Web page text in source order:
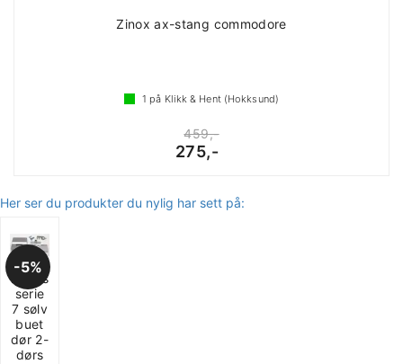
Zinox ax-stang commodore
1 på Klikk & Hent (Hokksund)
459,-
275,-
Her ser du produkter du nylig har sett på:
5%
Dørlås
serie
7 sølv
buet
dør 2-
dørs